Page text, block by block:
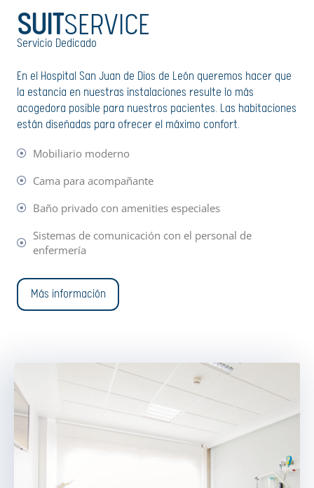
SUITSERVICE
Servicio Dedicado
En el Hospital San Juan de Dios de León queremos hacer que
la estancia en nuestras instalaciones resulte lo más
acogedora posible para nuestros pacientes. Las habitaciones
están diseñadas para ofrecer el máximo confort.
Mobiliario moderno
Cama para acompañante
Baño privado con amenities especiales
Sistemas de comunicación con el personal de
enfermería
Más información